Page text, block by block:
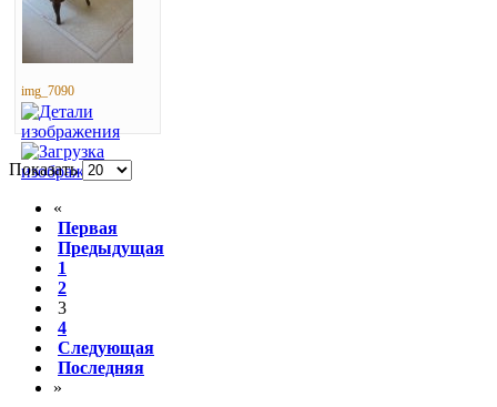
img_7090
Показать
«
Первая
Предыдущая
1
2
3
4
Следующая
Последняя
»